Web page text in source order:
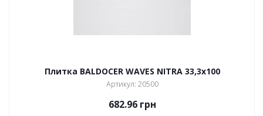
Плитка BALDOCER WAVES NITRA 33,3х100
Артикул: 20500
682.96грн